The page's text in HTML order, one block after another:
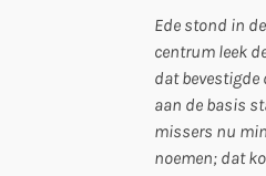
Ede stond in
centrum leek
dat bevestigde
aan de basis
missers nu
noemen; dat